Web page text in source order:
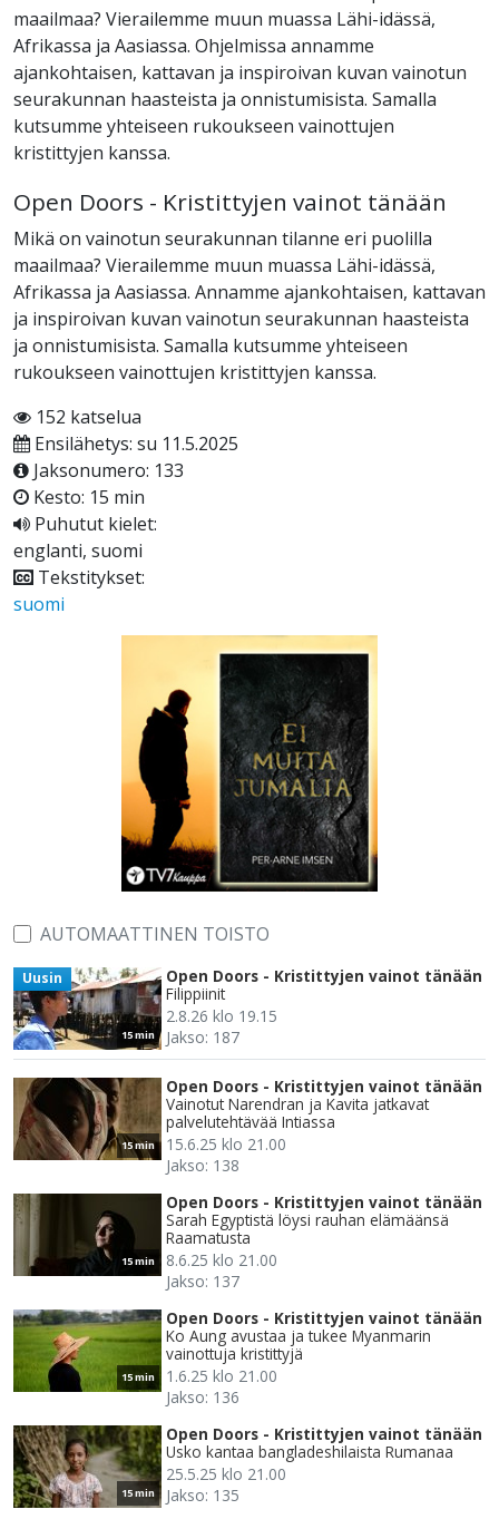
maailmaa? Vierailemme muun muassa Lähi-idässä,
Afrikassa ja Aasiassa. Ohjelmissa annamme
ajankohtaisen, kattavan ja inspiroivan kuvan vainotun
seurakunnan haasteista ja onnistumisista. Samalla
kutsumme yhteiseen rukoukseen vainottujen
kristittyjen kanssa.
Open Doors - Kristittyjen vainot tänään
Mikä on vainotun seurakunnan tilanne eri puolilla
maailmaa? Vierailemme muun muassa Lähi-idässä,
Afrikassa ja Aasiassa. Annamme ajankohtaisen, kattavan
ja inspiroivan kuvan vainotun seurakunnan haasteista
ja onnistumisista. Samalla kutsumme yhteiseen
rukoukseen vainottujen kristittyjen kanssa.
152 katselua
Ensilähetys: su 11.5.2025
Jaksonumero: 133
Kesto: 15 min
Puhutut kielet:
englanti, suomi
Tekstitykset:
suomi
AUTOMAATTINEN TOISTO
15 min
Uusin
Open Doors - Kristittyjen vainot tänään
Filippiinit
2.8.26 klo 19.15
Jakso: 187
15 min
Open Doors - Kristittyjen vainot tänään
Vainotut Narendran ja Kavita jatkavat
palvelutehtävää Intiassa
15.6.25 klo 21.00
Jakso: 138
15 min
Open Doors - Kristittyjen vainot tänään
Sarah Egyptistä löysi rauhan elämäänsä
Raamatusta
8.6.25 klo 21.00
Jakso: 137
15 min
Open Doors - Kristittyjen vainot tänään
Ko Aung avustaa ja tukee Myanmarin
vainottuja kristittyjä
1.6.25 klo 21.00
Jakso: 136
15 min
Open Doors - Kristittyjen vainot tänään
Usko kantaa bangladeshilaista Rumanaa
25.5.25 klo 21.00
Jakso: 135